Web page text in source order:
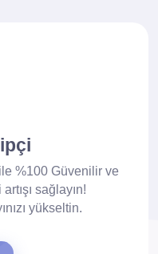
%100 Güvenilir ve
sağlayın!
yükseltin.